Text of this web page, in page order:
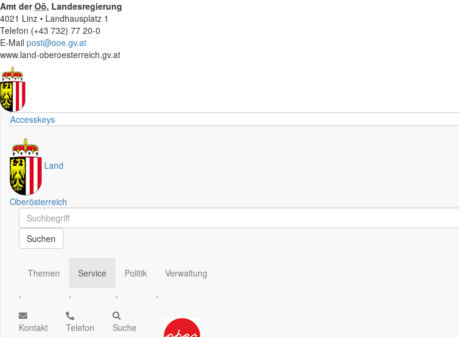
Amt derOö. Landesregierung
4021 Linz • Landhausplatz 1
Telefon (+43 732) 77 20-0
E-Mail post@ooe.gv.at
www.land-oberoesterreich.gv.at
Accesskeys
Land
Oberösterreich
Schnellsuche
Schnellsuche
Suchen
Themen
.
Service
.
Politik
.
Verwaltung
.
Kontakt
Telefon
Suche